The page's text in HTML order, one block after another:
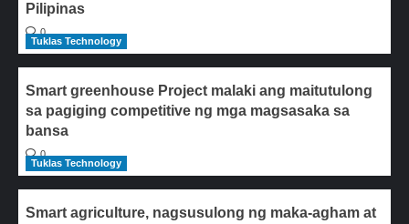
Pilipinas
0
Tuklas Technology
Smart greenhouse Project malaki ang maitutulong
sa pagiging competitive ng mga magsasaka sa
bansa
0
Tuklas Technology
Smart agriculture, nagsusulong ng maka-agham at